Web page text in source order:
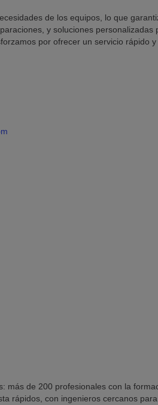
de los equipos, lo que
y soluciones
por ofrecer un servicio rápido
de 200 profesionales con la
rápidos, con ingenieros cercanos